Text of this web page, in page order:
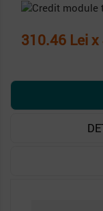
310.46 Lei